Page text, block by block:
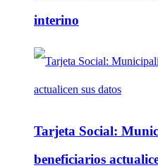
interino
Tarjeta Social:
beneficiarios